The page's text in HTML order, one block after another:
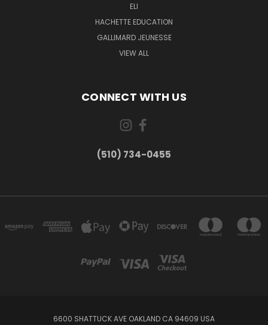
ELI
HACHETTE EDUCATION
GALLIMARD JEUNESSE
VIEW ALL
CONNECT WITH US
(510) 734-0455
6600 SHATTUCK AVE OAKLAND CA 94609 USA